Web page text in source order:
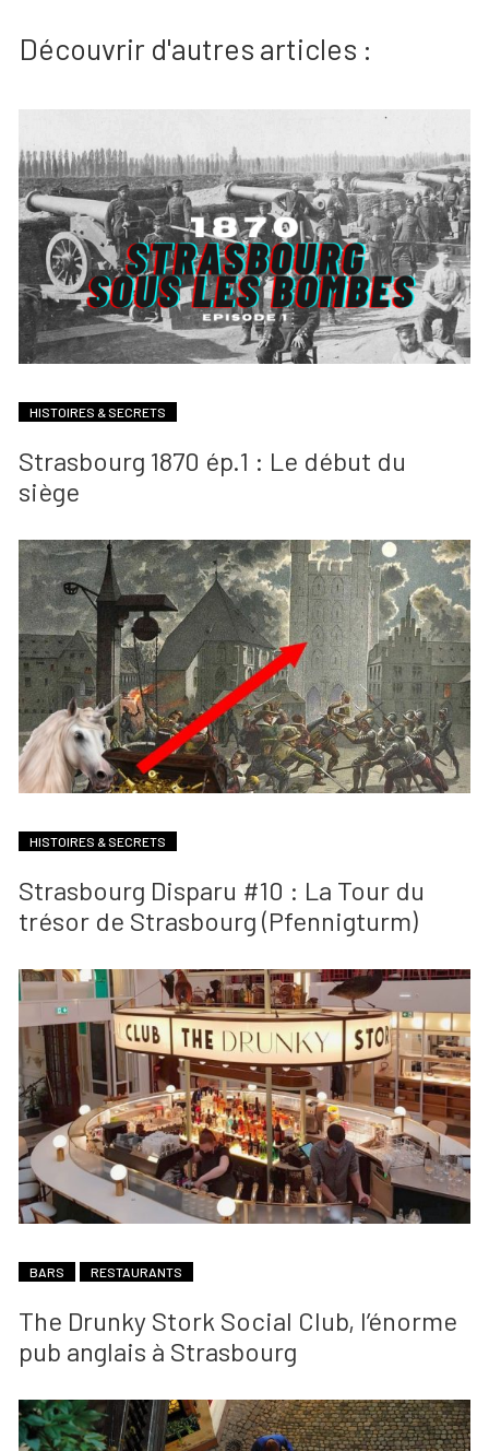
Découvrir d'autres articles :
HISTOIRES & SECRETS
Strasbourg 1870 ép.1 : Le début du
siège
HISTOIRES & SECRETS
Strasbourg Disparu #10 : La Tour du
trésor de Strasbourg (Pfennigturm)
BARS RESTAURANTS
The Drunky Stork Social Club, l’énorme
pub anglais à Strasbourg